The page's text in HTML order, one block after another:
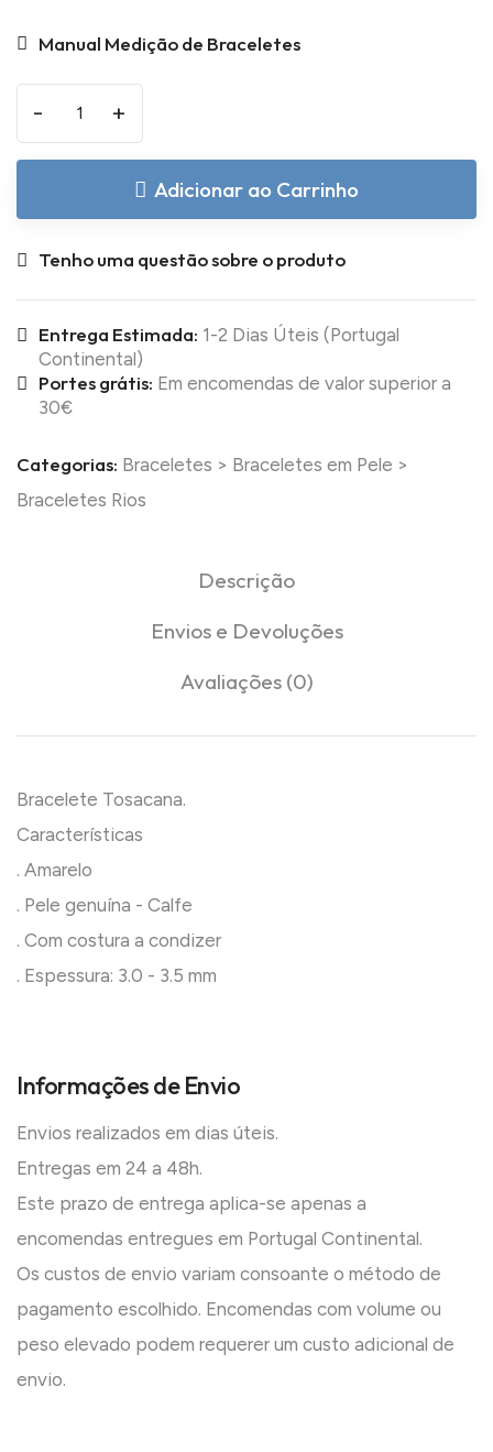
Manual Medição de Braceletes
- +
Adicionar ao Carrinho
Tenho uma questão sobre o produto
Entrega Estimada: 1-2 Dias Úteis (Portugal
Continental)
Portes grátis: Em encomendas de valor superior a
30€
Categorias: Braceletes > Braceletes em Pele >
Braceletes Rios
Descrição
Envios e Devoluções
Avaliações (0)
Bracelete Tosacana.
Características
. Amarelo
. Pele genuína - Calfe
. Com costura a condizer
. Espessura: 3.0 - 3.5 mm
Informações de Envio
Envios realizados em dias úteis.
Entregas em 24 a 48h.
Este prazo de entrega aplica-se apenas a
encomendas entregues em Portugal Continental.
Os custos de envio variam consoante o método de
pagamento escolhido. Encomendas com volume ou
peso elevado podem requerer um custo adicional de
envio.